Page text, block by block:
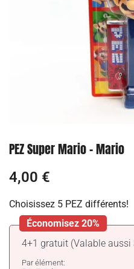
PEZ Super Mario – Mario
4,00 €
Choisissez 5 PEZ différents!
4+1 gratuit (Valable aussi
Par élément:
Économisez 20%